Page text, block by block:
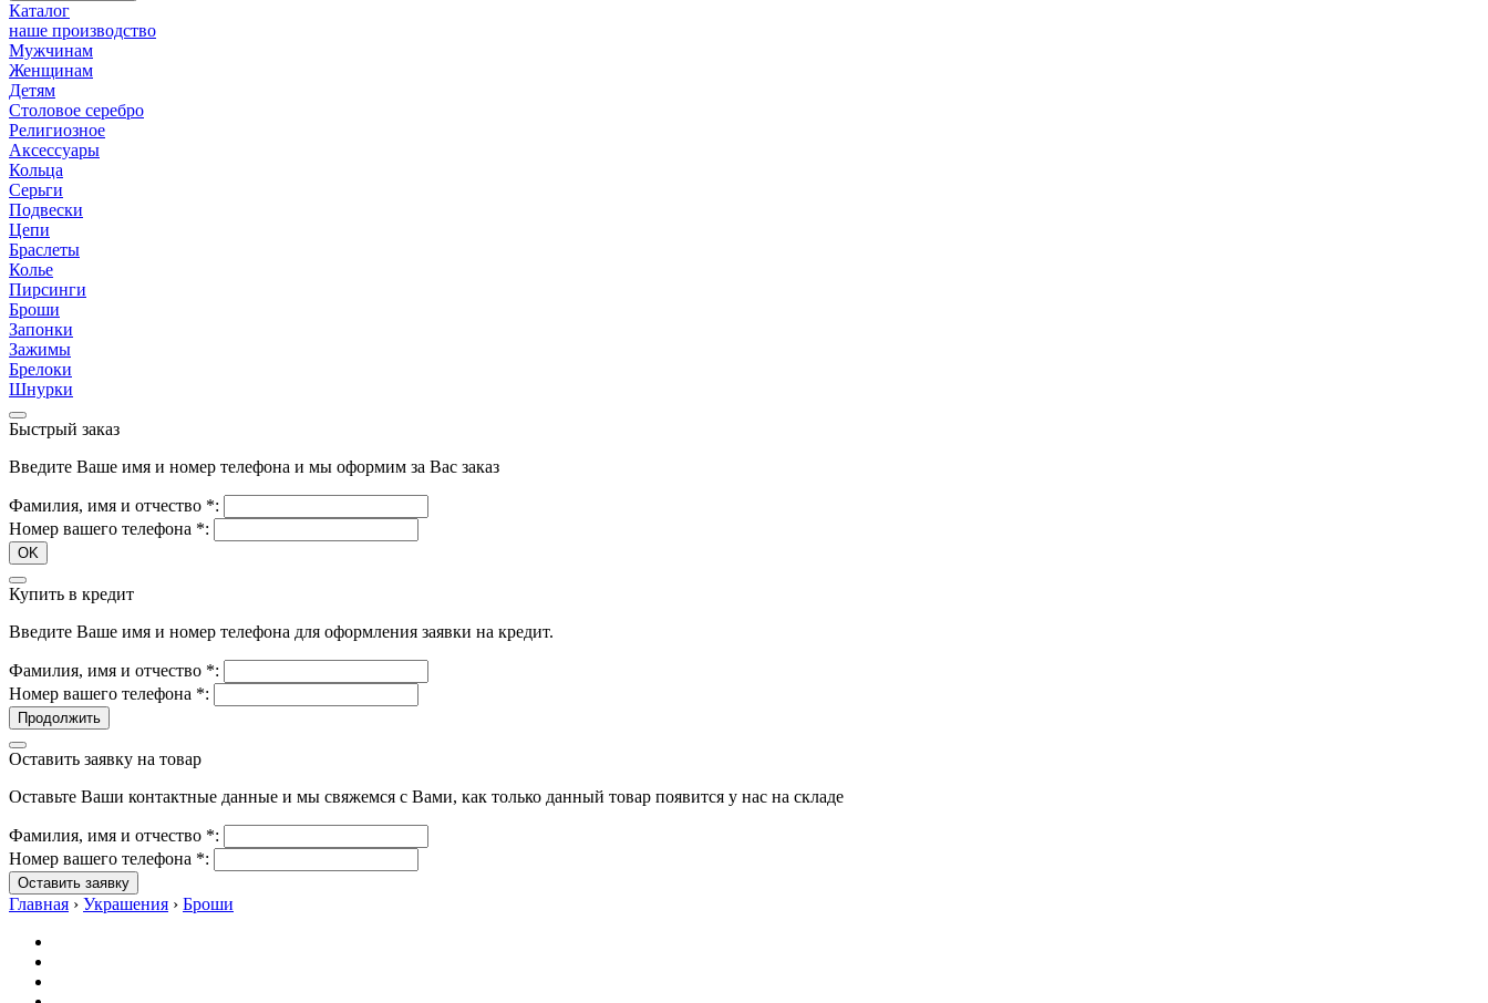
Каталог
наше производство
Мужчинам
Женщинам
Детям
Столовое серебро
Религиозное
Аксессуары
Кольца
Серьги
Подвески
Цепи
Браслеты
Колье
Пирсинги
Броши
Запонки
Зажимы
Брелоки
Шнурки
Быстрый заказ
Введите Ваше имя и номер телефона и мы оформим за Вас заказ
Фамилия, имя и отчество *:
Номер вашего телефона *:
OK
Купить в кредит
Введите Ваше имя и номер телефона для оформления заявки на кредит.
Фамилия, имя и отчество *:
Номер вашего телефона *:
Продолжить
Оставить заявку на товар
Оставьте Ваши контактные данные и мы свяжемся с Вами, как только данный товар появится у нас на складе
Фамилия, имя и отчество *:
Номер вашего телефона *:
Оставить заявку
Главная › Украшения › Броши